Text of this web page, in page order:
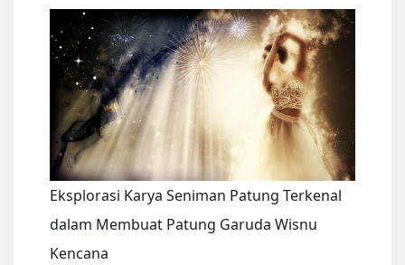
Eksplorasi Karya Seniman Patung Terkenal
dalam Membuat Patung Garuda Wisnu
Kencana